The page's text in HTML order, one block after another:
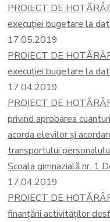
PROIECT DE
execuţiei bugetare la
17.05.2019
PROIECT DE
execuţiei bugetare la
17.04.2019
PROIECT DE
privind aprobarea
acorda elevilor și
transportului
Școala gimnazială nr. 1
17.04.2019
PROIECT DE
finanțării activităților